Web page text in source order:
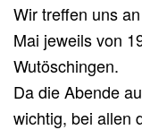
Wir treffen uns
Mai jeweils von
Wutöschingen.
Da die Abende
wichtig, bei allen